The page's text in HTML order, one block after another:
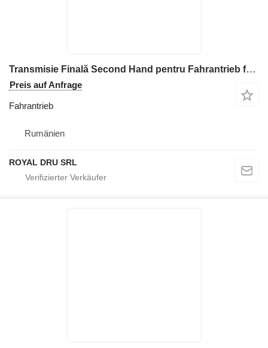
Transmisie Finală Second Hand pentru Fahrantrieb für Volvo Baumaschinen
Preis auf Anfrage
Fahrantrieb
Rumänien
ROYAL DRU SRL